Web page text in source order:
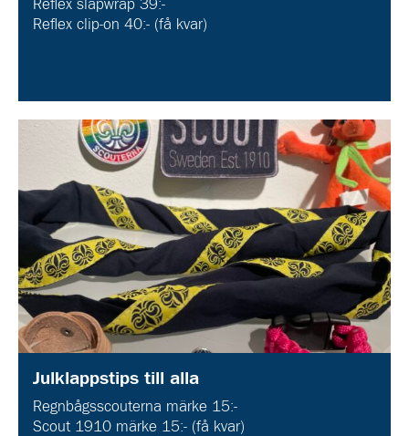
Reflex slapwrap 39:-
Reflex clip-on 40:- (få kvar)
Julklappstips till alla
Regnbågsscouterna märke 15:-
Scout 1910 märke 15:- (få kvar)